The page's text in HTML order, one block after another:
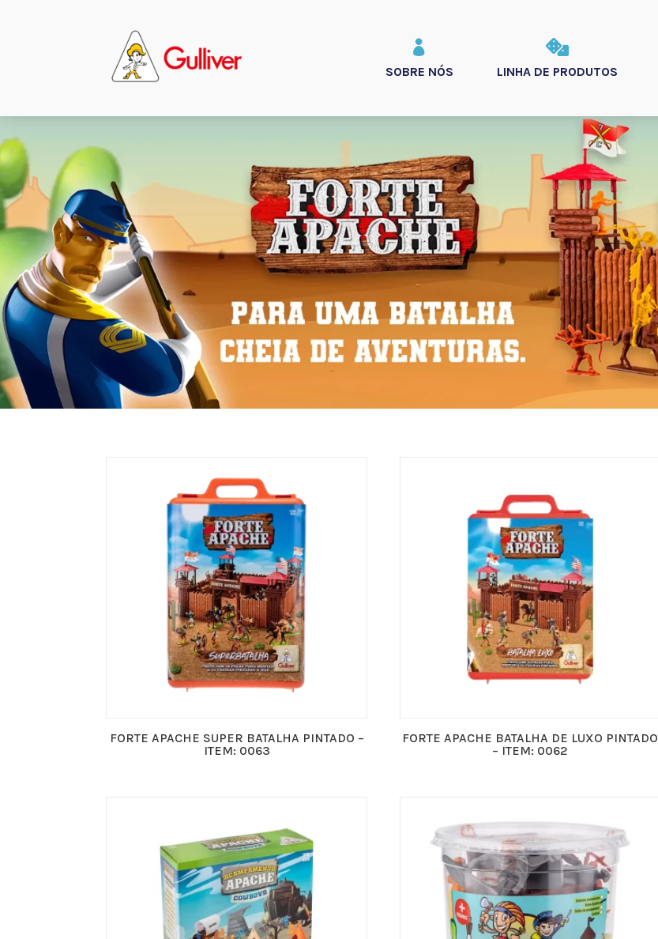

SOBRE NÓS

LINHA DE PRODUTOS
FORTE APACHE SUPER BATALHA PINTADO –
ITEM: 0063
FORTE APACHE BATALHA DE LUXO PINTADO
– ITEM: 0062